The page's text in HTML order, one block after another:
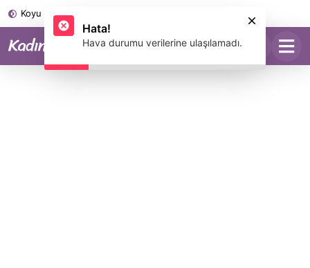
Koyu Mod
Hata!
Hava durumu verilerine ulaşılamadı.